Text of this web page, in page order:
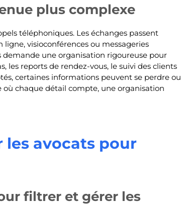
plus complexe
téléphoniques. Les échanges passent
ligne, visioconférences ou messageries
une organisation rigoureuse pour
les reports de rendez-vous, le suivi des clients
certaines informations peuvent se perdre ou
chaque détail compte, une organisation
les avocats pour
filtrer et gérer les